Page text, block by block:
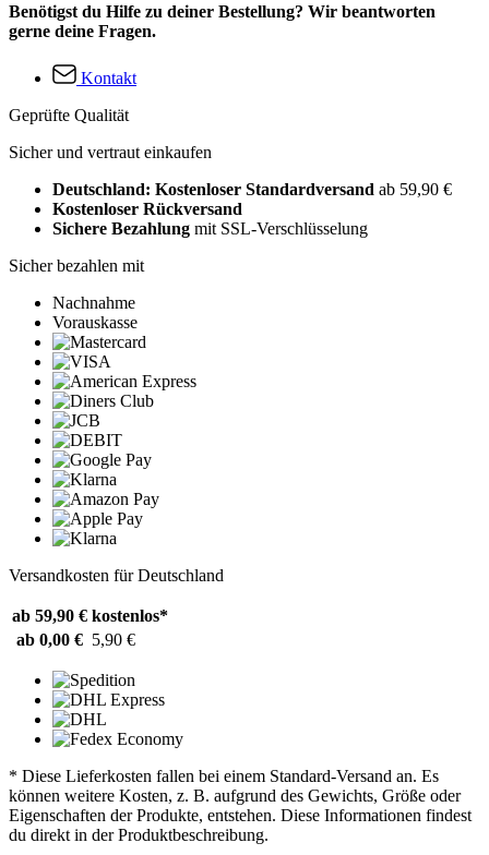
Benötigst du Hilfe zu deiner Bestellung? Wir beantworten
gerne deine Fragen.
Kontakt
Geprüfte Qualität
Sicher und vertraut einkaufen
Deutschland: Kostenloser Standardversand ab 59,90 €
Kostenloser Rückversand
Sichere Bezahlung mit SSL-Verschlüsselung
Sicher bezahlen mit
Nachnahme
Vorauskasse
Versandkosten für Deutschland
ab 59,90 € kostenlos*
ab 0,00 € 5,90 €
* Diese Lieferkosten fallen bei einem Standard-Versand an. Es
können weitere Kosten, z. B. aufgrund des Gewichts, Größe oder
Eigenschaften der Produkte, entstehen. Diese Informationen findest
du direkt in der Produktbeschreibung.